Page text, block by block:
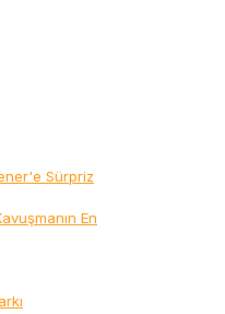
Sürpriz
En